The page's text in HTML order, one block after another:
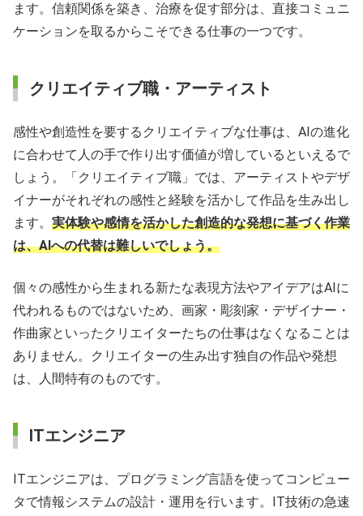
ます。信頼関係を築き、治療を促す部分は、直接コミュニ
ケーションを取るからこそできる仕事の一つです。
クリエイティブ職・アーティスト
感性や創造性を要するクリエイティブな仕事は、AIの進化
に合わせて人の手で作り出す価値が増しているといえるで
しょう。「クリエイティブ職」では、アーティストやデザ
イナーがそれぞれの感性と経験を活かして作品を生み出し
ます。 実体験や感情を活かした創造的な発想に基づく作業
は、AIへの代替は難しいでしょう。
個々の感性から生まれる新たな表現方法やアイデアはAIに
代われるものではないため、画家・彫刻家・デザイナー・
作曲家といったクリエイターたちの仕事はなくなることは
ありません。クリエイターの生み出す独自の作品や発想
は、人間特有のものです。
ITエンジニア
ITエンジニアは、プログラミング言語を使ってコンピュー
タで情報システムの設計・運用を行います。IT技術の急速